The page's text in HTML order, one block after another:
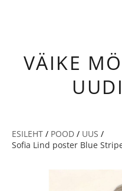
VÄIKE
ESILEHT / POOD / UUS /
Sofia Lind poster Blue